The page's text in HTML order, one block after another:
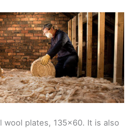
wool plates, 135x60. It is also